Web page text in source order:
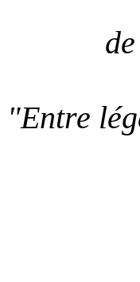
"Entre